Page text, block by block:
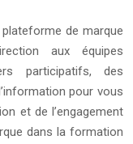
de marque
aux équipes
participatifs, des
pour vous
et de l’engagement
dans la formation